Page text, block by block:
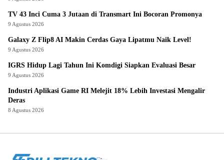
TV 43 Inci Cuma 3 Jutaan di Transmart Ini Bocoran Promonya
9 Agustus 2026
Galaxy Z Flip8 AI Makin Cerdas Gaya Lipatmu Naik Level!
9 Agustus 2026
IGRS Hidup Lagi Tahun Ini Komdigi Siapkan Evaluasi Besar
9 Agustus 2026
Industri Aplikasi Game RI Melejit 18% Lebih Investasi Mengalir
Deras
8 Agustus 2026